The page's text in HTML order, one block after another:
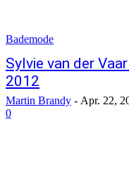
Bademode
Sylvie van der
2012
Martin Brandy - Apr. 22,
0